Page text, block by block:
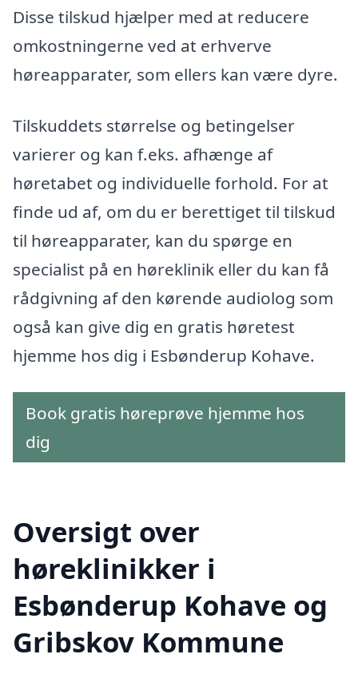
Disse tilskud hjælper med at reducere
omkostningerne ved at erhverve
høreapparater, som ellers kan være dyre.
Tilskuddets størrelse og betingelser
varierer og kan f.eks. afhænge af
høretabet og individuelle forhold. For at
finde ud af, om du er berettiget til tilskud
til høreapparater, kan du spørge en
specialist på en høreklinik eller du kan få
rådgivning af den kørende audiolog som
også kan give dig en gratis høretest
hjemme hos dig i Esbønderup Kohave.
Book gratis høreprøve hjemme hos
dig
Oversigt over
høreklinikker i
Esbønderup Kohave og
Gribskov Kommune